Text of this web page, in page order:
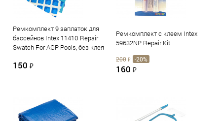
Ремкомплект 9 заплаток для
бассейнов Intex 11410 Repair
Swatch For AGP Pools, без клея
150 ₽
Ремкомплект с клеем Intex
59632NP Repair Kit
200 ₽ -20%
160 ₽